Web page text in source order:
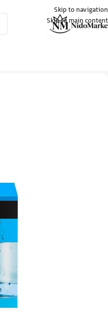
Skip to navigation
Skip to main content
Fatemeh
ادو پرفیوم زنانه بورلی هیلز